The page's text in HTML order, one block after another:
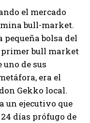
el mercado
bull-market.
pequeña bolsa del
bull market
de sus
era el
Gekko local.
un ejecutivo que
días prófugo de